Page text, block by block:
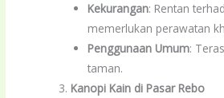
Kekurangan: Rentan
memerlukan perawatan
Penggunaan Umum:
taman.
Kanopi Kain di Pasar Rebo